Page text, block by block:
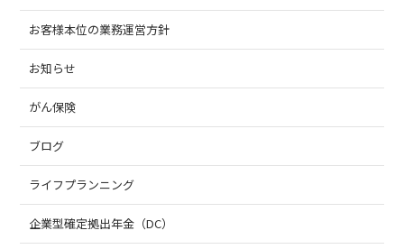
お客様本位の業務運営方針
お知らせ
がん保険
ブログ
ライフプランニング
企業型確定拠出年金（DC）